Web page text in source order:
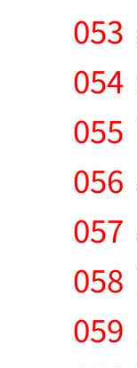
053
054
055
056
057
058
059